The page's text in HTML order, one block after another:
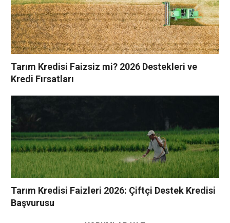
Tarım Kredisi Faizsiz mi? 2026 Destekleri ve
Kredi Fırsatları
Tarım Kredisi Faizleri 2026: Çiftçi Destek Kredisi
Başvurusu